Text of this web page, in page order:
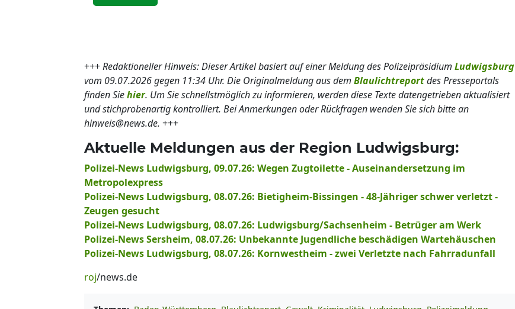
+++Redaktioneller Hinweis: Dieser Artikel basiert auf einer Meldung des Polizeipräsidium Ludwigsburg
vom 09.07.2026 gegen 11:34 Uhr. Die Originalmeldung aus dem Blaulichtreportdes Presseportals
finden Siehier. Um Sie schnellstmöglich zu informieren, werden diese Texte datengetrieben aktualisiert
und stichprobenartig kontrolliert. Bei Anmerkungen oder Rückfragen wenden Sie sich bitte an
hinweis@news.de. +++
Aktuelle Meldungen aus der Region Ludwigsburg:
Polizei-News Ludwigsburg, 09.07.26: Wegen Zugtoilette - Auseinandersetzung im
Metropolexpress
Polizei-News Ludwigsburg, 08.07.26: Bietigheim-Bissingen - 48-Jähriger schwer verletzt -
Zeugen gesucht
Polizei-News Ludwigsburg, 08.07.26: Ludwigsburg/Sachsenheim - Betrüger am Werk
Polizei-News Sersheim, 08.07.26: Unbekannte Jugendliche beschädigen Wartehäuschen
Polizei-News Ludwigsburg, 08.07.26: Kornwestheim - zwei Verletzte nach Fahrradunfall
roj/news.de